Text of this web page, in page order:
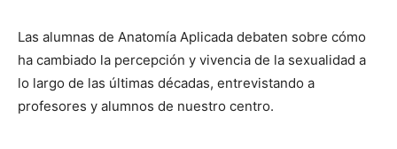
Las alumnas de Anatomía Aplicada debaten sobre cómo
ha cambiado la percepción y vivencia de la sexualidad a
lo largo de las últimas décadas, entrevistando a
profesores y alumnos de nuestro centro.